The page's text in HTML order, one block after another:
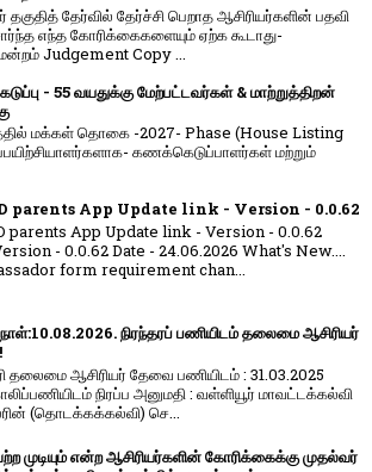
தகுதித் தேர்வில் தேர்ச்சி பெறாத ஆசிரியர்களின் பதவி
எந்த கோரிக்கைகளையும் ஏற்க கூடாது-
Judgement Copy ...
- 55 வயதுக்கு மேற்பட்டவர்கள் & மாற்றுத்திறன்
மக்கள் தொகை -2027- Phase (House Listing
கணக்கெடுப்பாளர்கள் மற்றும்
parents App Update link - Version - 0.0.62
parents App Update link - Version - 0.0.62
- 0.0.62 Date - 24.06.2026 What's New....
form requirement chan...
நிரந்தரப் பணியிடம் தலைமை ஆசிரியர்
தலைமை ஆசிரியர் தேவை பணியிடம் : 31.03.2025
நிரப்ப அனுமதி : வள்ளியூர் மாவட்டக்கல்வி
(தொடக்கக்கல்வி) செ...
முடியும் என்ற ஆசிரியர்களின் கோரிக்கைக்கு முதல்வர்